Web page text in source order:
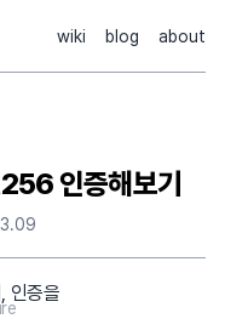
wiki blog about
인증해보기
인증을